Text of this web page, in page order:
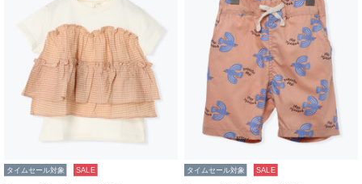
タイムセール対象 SALE タイムセール対象 SALE